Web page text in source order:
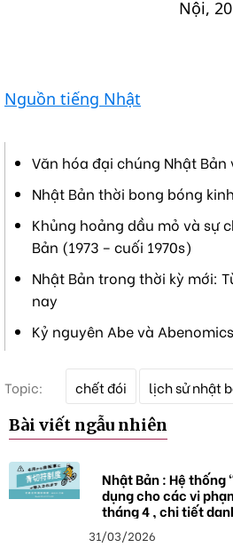
Nội,
Nguồn tiếng Nhật
Văn hóa đại chúng Nhật
Nhật Bản thời bong bóng
Khủng hoảng dầu mỏ và sự
Bản (1973 – cuối 1970s)
Nhật Bản trong thời kỳ mới:
nay
Kỷ nguyên Abe và
Topic:
k
h
a
chết đói lịch sử nhật
Bài viết ngẫu nhiên
Nhật Bản : Hệ thống
dụng cho các vi
tháng 4 , chi tiết
31/03/2026